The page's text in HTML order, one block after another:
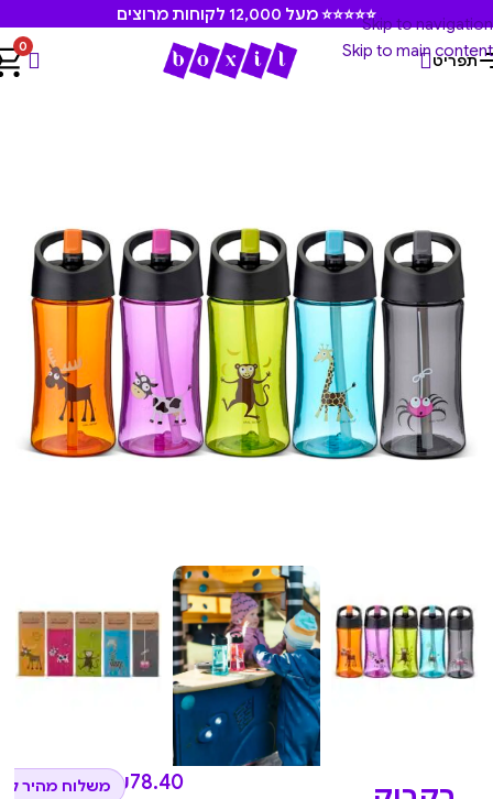
Skip to navigation
Skip to main content
⭐⭐⭐⭐⭐ מעל 12,000 לקוחות מרוצים
תפריט
0
עמוד הבית /בקבוקים וכוסות שתיה קארל אוסקר
₪78.40 משלוח מהיר